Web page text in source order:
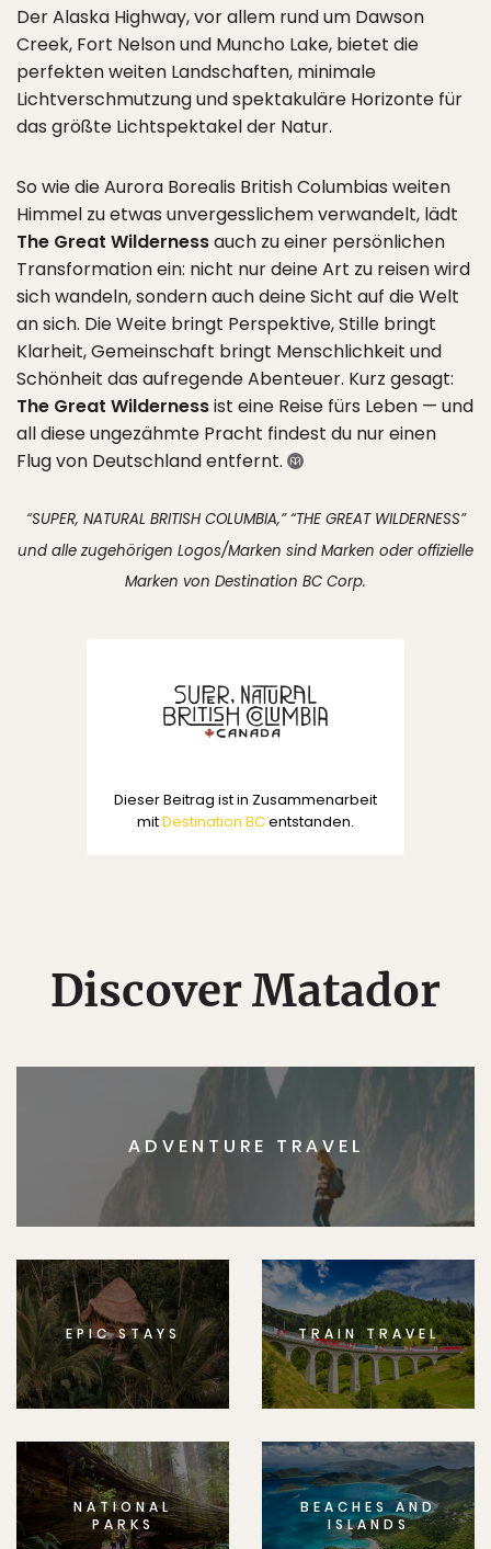
Der Alaska Highway, vor allem rund um Dawson
Creek, Fort Nelson und Muncho Lake, bietet die
perfekten weiten Landschaften, minimale
Lichtverschmutzung und spektakuläre Horizonte für
das größte Lichtspektakel der Natur.
So wie die Aurora Borealis British Columbias weiten
Himmel zu etwas unvergesslichem verwandelt, lädt
The Great Wildernessauch zu einer persönlichen
Transformation ein: nicht nur deine Art zu reisen wird
sich wandeln, sondern auch deine Sicht auf die Welt
an sich. Die Weite bringt Perspektive, Stille bringt
Klarheit, Gemeinschaft bringt Menschlichkeit und
Schönheit das aufregende Abenteuer. Kurz gesagt:
The Great Wildernessist eine Reise fürs Leben — und
all diese ungezähmte Pracht findest du nur einen
Flug von Deutschland entfernt.
“SUPER, NATURAL BRITISH COLUMBIA,” “THE GREAT WILDERNESS”
und alle zugehörigen Logos/Marken sind Marken oder offizielle
Marken von Destination BC Corp.
Dieser Beitrag ist in Zusammenarbeit
mitDestination BCentstanden.
Discover Matador
ADVENTURE TRAVEL
EPIC STAYS TRAIN TRAVEL
NATIONAL
PARKS
BEACHES AND
ISLANDS